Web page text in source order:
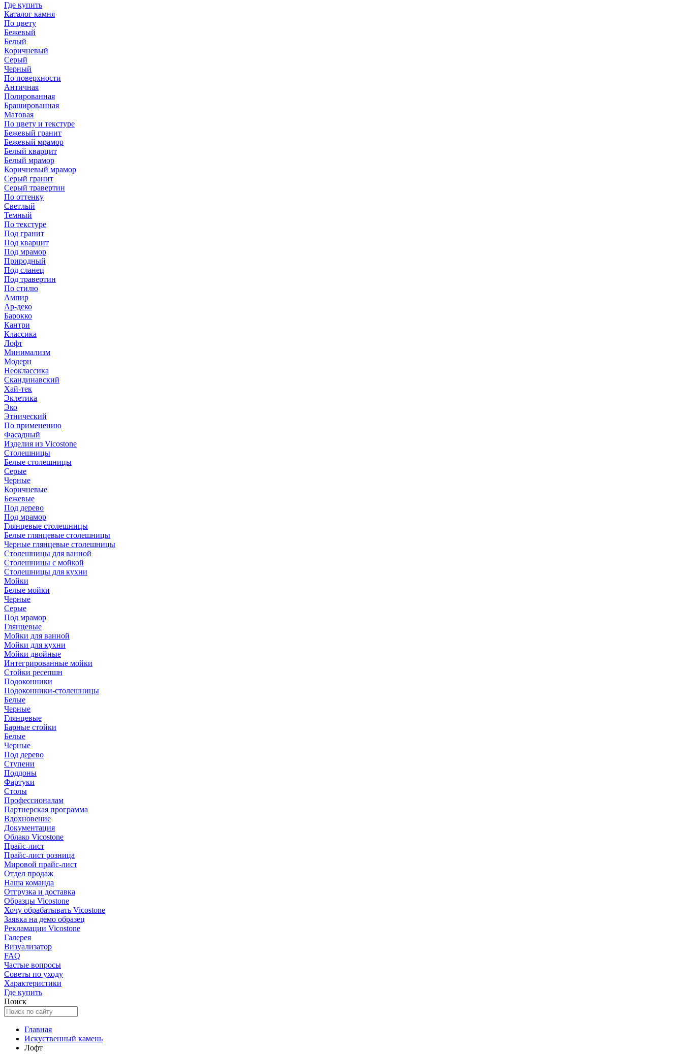
Где купить
Каталог камня
По цвету
Бежевый
Белый
Коричневый
Серый
Черный
По поверхности
Античная
Полированная
Брашированная
Матовая
По цвету и текстуре
Бежевый гранит
Бежевый мрамор
Белый кварцит
Белый мрамор
Коричневый мрамор
Серый гранит
Серый травертин
По оттенку
Светлый
Темный
По текстуре
Под гранит
Под кварцит
Под мрамор
Природный
Под сланец
Под травертин
По стилю
Ампир
Ар-деко
Барокко
Кантри
Классика
Лофт
Минимализм
Модерн
Неоклассика
Скандинавский
Хай-тек
Эклетика
Эко
Этнический
По применению
Фасадный
Изделия из Vicostone
Столешницы
Белые столешницы
Серые
Черные
Коричневые
Бежевые
Под дерево
Под мрамор
Глянцевые столешницы
Белые глянцевые столешницы
Черные глянцевые столешницы
Столешницы для ванной
Столешницы с мойкой
Столешницы для кухни
Мойки
Белые мойки
Черные
Серые
Под мрамор
Глянцевые
Мойки для ванной
Мойки для кухни
Мойки двойные
Интегрированные мойки
Стойки ресепшн
Подоконники
Подоконники-столешницы
Белые
Черные
Глянцевые
Барные стойки
Белые
Черные
Под дерево
Ступени
Поддоны
Фартуки
Столы
Профессионалам
Партнерская программа
Вдохновение
Документация
Облако Vicostone
Прайс-лист
Прайс-лист розница
Мировой прайс-лист
Отдел продаж
Наша команда
Отгрузка и доставка
Образцы Vicostone
Хочу обрабатывать Vicostone
Заявка на демо образец
Рекламации Vicostone
Галерея
Визуализатор
FAQ
Частые вопросы
Советы по уходу
Характеристики
Где купить
Поиск
Главная
Искуственный камень
Лофт